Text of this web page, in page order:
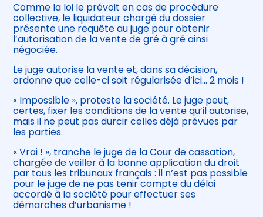
Comme la loi le prévoit en cas de procédure
collective, le liquidateur chargé du dossier
présente une requête au juge pour obtenir
l’autorisation de la vente de gré à gré ainsi
négociée.
Le juge autorise la vente et, dans sa décision,
ordonne que celle-ci soit régularisée d’ici… 2 mois !
« Impossible », proteste la société. Le juge peut,
certes, fixer les conditions de la vente qu’il autorise,
mais il ne peut pas durcir celles déjà prévues par
les parties.
« Vrai ! », tranche le juge de la Cour de cassation,
chargée de veiller à la bonne application du droit
par tous les tribunaux français : il n’est pas possible
pour le juge de ne pas tenir compte du délai
accordé à la société pour effectuer ses
démarches d’urbanisme !